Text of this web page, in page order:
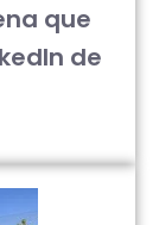
que
de